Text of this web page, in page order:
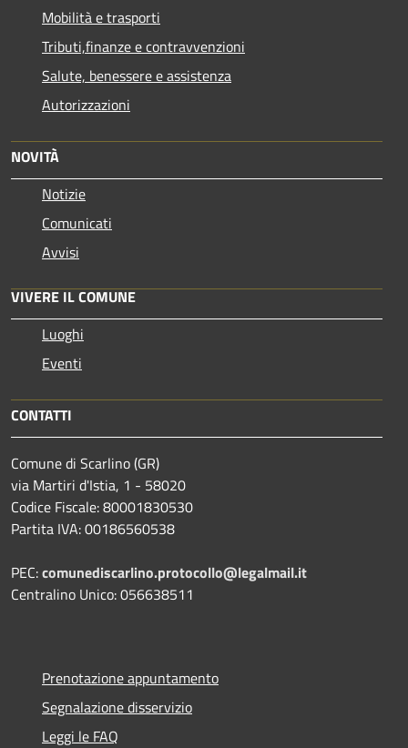
Mobilità e trasporti
Tributi,finanze e contravvenzioni
Salute, benessere e assistenza
Autorizzazioni
NOVITÀ
Notizie
Comunicati
Avvisi
VIVERE IL COMUNE
Luoghi
Eventi
CONTATTI
Comune di Scarlino (GR)
via Martiri d'Istia, 1 - 58020
Codice Fiscale: 80001830530
Partita IVA: 00186560538
PEC:comunediscarlino.protocollo@legalmail.it
Centralino Unico: 056638511
Prenotazione appuntamento
Segnalazione disservizio
Leggi le FAQ